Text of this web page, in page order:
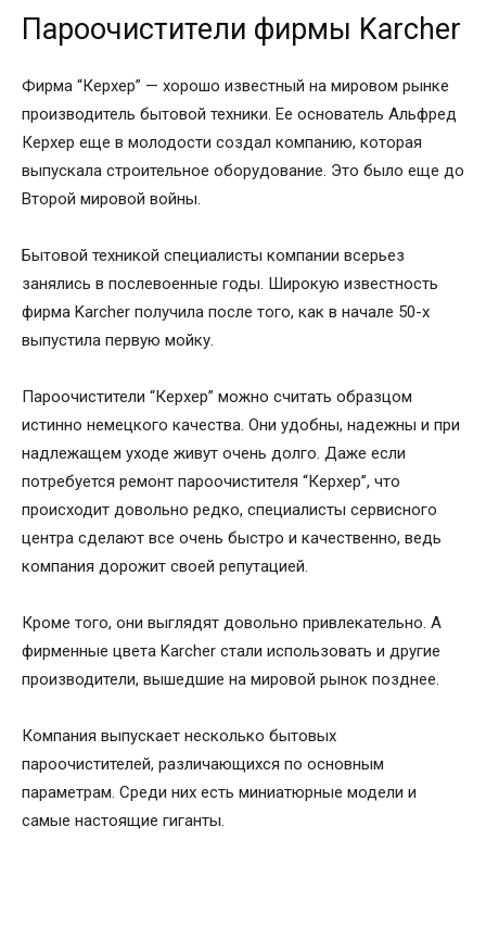
Пароочистители фирмы Karcher
Фирма “Керхер” — хорошо известный на мировом рынке
производитель бытовой техники. Ее основатель Альфред
Керхер еще в молодости создал компанию, которая
выпускала строительное оборудование. Это было еще до
Второй мировой войны.
Бытовой техникой специалисты компании всерьез
занялись в послевоенные годы. Широкую известность
фирма Karcher получила после того, как в начале 50-х
выпустила первую мойку.
Пароочистители “Керхер” можно считать образцом
истинно немецкого качества. Они удобны, надежны и при
надлежащем уходе живут очень долго. Даже если
потребуется ремонт пароочистителя “Керхер”, что
происходит довольно редко, специалисты сервисного
центра сделают все очень быстро и качественно, ведь
компания дорожит своей репутацией.
Кроме того, они выглядят довольно привлекательно. А
фирменные цвета Karcher стали использовать и другие
производители, вышедшие на мировой рынок позднее.
Компания выпускает несколько бытовых
пароочистителей, различающихся по основным
параметрам. Среди них есть миниатюрные модели и
самые настоящие гиганты.